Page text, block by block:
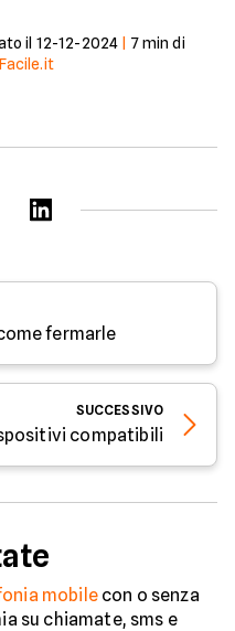
il 12-12-2024 7min di
fermarle
SUCCESSIVO
compatibili
mobilecon o senza
su chiamate, sms e